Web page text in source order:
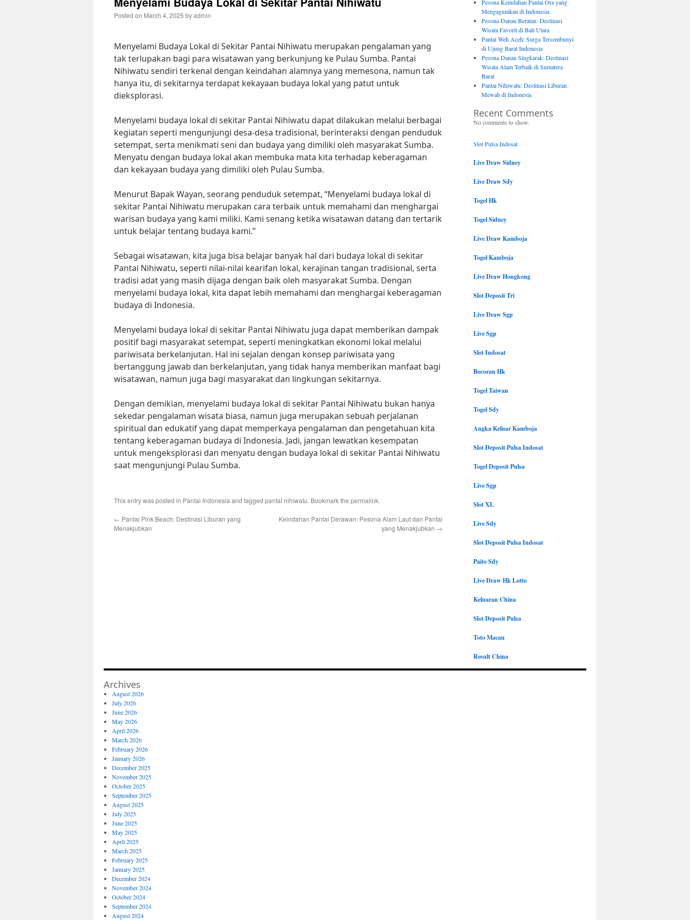
Posted on March 4, 2025 byadmin
Menyelami Budaya Lokal di Sekitar Pantai Nihiwatu merupakan pengalaman yang
tak terlupakan bagi para wisatawan yang berkunjung ke Pulau Sumba. Pantai
Nihiwatu sendiri terkenal dengan keindahan alamnya yang memesona, namun tak
hanya itu, di sekitarnya terdapat kekayaan budaya lokal yang patut untuk
dieksplorasi.
Menyelami budaya lokal di sekitar Pantai Nihiwatu dapat dilakukan melalui berbagai
kegiatan seperti mengunjungi desa-desa tradisional, berinteraksi dengan penduduk
setempat, serta menikmati seni dan budaya yang dimiliki oleh masyarakat Sumba.
Menyatu dengan budaya lokal akan membuka mata kita terhadap keberagaman
dan kekayaan budaya yang dimiliki oleh Pulau Sumba.
Menurut Bapak Wayan, seorang penduduk setempat, “Menyelami budaya lokal di
sekitar Pantai Nihiwatu merupakan cara terbaik untuk memahami dan menghargai
warisan budaya yang kami miliki. Kami senang ketika wisatawan datang dan tertarik
untuk belajar tentang budaya kami.”
Sebagai wisatawan, kita juga bisa belajar banyak hal dari budaya lokal di sekitar
Pantai Nihiwatu, seperti nilai-nilai kearifan lokal, kerajinan tangan tradisional, serta
tradisi adat yang masih dijaga dengan baik oleh masyarakat Sumba. Dengan
menyelami budaya lokal, kita dapat lebih memahami dan menghargai keberagaman
budaya di Indonesia.
Menyelami budaya lokal di sekitar Pantai Nihiwatu juga dapat memberikan dampak
positif bagi masyarakat setempat, seperti meningkatkan ekonomi lokal melalui
pariwisata berkelanjutan. Hal ini sejalan dengan konsep pariwisata yang
bertanggung jawab dan berkelanjutan, yang tidak hanya memberikan manfaat bagi
wisatawan, namun juga bagi masyarakat dan lingkungan sekitarnya.
Dengan demikian, menyelami budaya lokal di sekitar Pantai Nihiwatu bukan hanya
sekedar pengalaman wisata biasa, namun juga merupakan sebuah perjalanan
spiritual dan edukatif yang dapat memperkaya pengalaman dan pengetahuan kita
tentang keberagaman budaya di Indonesia. Jadi, jangan lewatkan kesempatan
untuk mengeksplorasi dan menyatu dengan budaya lokal di sekitar Pantai Nihiwatu
saat mengunjungi Pulau Sumba.
This entry was posted in Pantai Indonesia and tagged pantai nihiwatu. Bookmark the permalink.
← Pantai Pink Beach: Destinasi Liburan yang
Menakjubkan
Keindahan Pantai Derawan: Pesona Alam Laut dan Pantai
yang Menakjubkan →
Pesona Keindahan Pantai Ora yang
Mengagumkan di Indonesia
Pesona Danau Beratan: Destinasi
Wisata Favorit di Bali Utara
Pantai Weh Aceh: Surga Tersembunyi
di Ujung Barat Indonesia
Pesona Danau Singkarak: Destinasi
Wisata Alam Terbaik di Sumatera
Barat
Pantai Nihiwatu: Destinasi Liburan
Mewah di Indonesia
Recent Comments
No comments to show.
Slot Pulsa Indosat
Live Draw Sidney
Live Draw Sdy
Togel Hk
Togel Sidney
Live Draw Kamboja
Togel Kamboja
Live Draw Hongkong
Slot Deposit Tri
Live Draw Sgp
Live Sgp
Slot Indosat
Bocoran Hk
Togel Taiwan
Togel Sdy
Angka Keluar Kamboja
Slot Deposit Pulsa Indosat
Togel Deposit Pulsa
Live Sgp
Slot XL
Live Sdy
Slot Deposit Pulsa Indosat
Paito Sdy
Live Draw Hk Lotto
Keluaran China
Slot Deposit Pulsa
Toto Macau
Result China
Archives
August 2026
July 2026
June 2026
May 2026
April 2026
March 2026
February 2026
January 2026
December 2025
November 2025
October 2025
September 2025
August 2025
July 2025
June 2025
May 2025
April 2025
March 2025
February 2025
January 2025
December 2024
November 2024
October 2024
September 2024
August 2024